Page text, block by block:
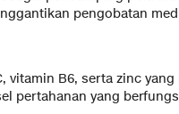
pengobatan
vitamin B6, serta zinc
pertahanan yang